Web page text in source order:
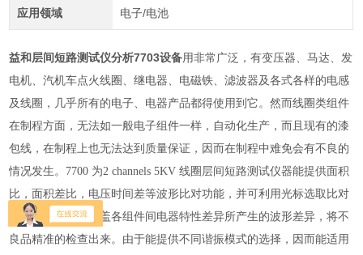
应用领域 电子/电池
益和层间短路测试仪分析7703设备用非常广泛，有变压器、马达、发
电机、汽机车点火线圈、继电器、电磁铁、滤波器及各式各样的电感
及线圈，几乎所有的电子、电器产品都得使用到它。然而线圈类组件
在制程方面，无法如一般电子组件一样，自动化生产，而且现有的漆
包线，在制程上也无法达到质量保证，因而在制程中难免会有不良的
情况发生。7700 为2 channels 5KV 线圈层间短路测试仪器能提供面积
比，面积差比，电压时间差等波形比对功能，并可利用光标选取比对
的范围，因而能涵盖各组件间电器特性差异所产生的波形差异，将不
良品精准的检查出来。由于能提供不同谐振模式的选择，因而能适用